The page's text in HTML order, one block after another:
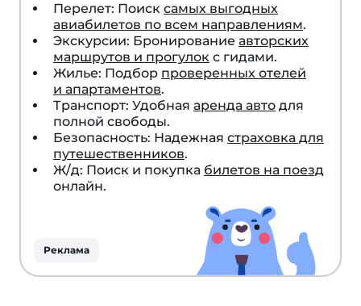
Перелет: Поиск самых выгодных
авиабилетов по всем направлениям.
Экскурсии: Бронирование авторских
маршрутов и прогулок с гидами.
Жилье: Подбор проверенных отелей
и апартаментов.
Транспорт: Удобная аренда авто для
полной свободы.
Безопасность: Надежная страховка для
путешественников.
Ж/д: Поиск и покупка билетов на поезд
онлайн.
Реклама